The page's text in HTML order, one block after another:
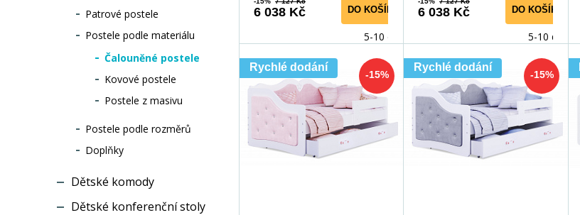
Patrové postele
Postele podle materiálu
Čalouněné postele
Kovové postele
Postele z masivu
Postele podle rozměrů
Doplňky
Dětské komody
Dětské konferenční stoly
6 038 Kč DO KOŠÍKU
5-10 dnů
6 038 Kč DO KOŠÍKU
5-10 dnů
-15%
Rychlé dodání
-15%
Rychlé dodání